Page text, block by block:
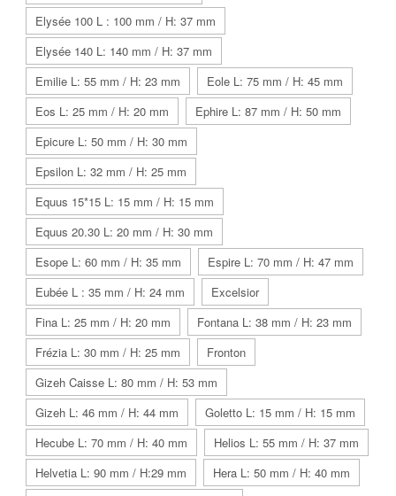
Elysée 100 L : 100 mm / H: 37 mm
Elysée 140 L: 140 mm / H: 37 mm
Emilie L: 55 mm / H: 23 mm
Eole L: 75 mm / H: 45 mm
Eos L: 25 mm / H: 20 mm
Ephire L: 87 mm / H: 50 mm
Epicure L: 50 mm / H: 30 mm
Epsilon L: 32 mm / H: 25 mm
Equus 15*15 L: 15 mm / H: 15 mm
Equus 20.30 L: 20 mm / H: 30 mm
Esope L: 60 mm / H: 35 mm
Espire L: 70 mm / H: 47 mm
Eubée L : 35 mm / H: 24 mm
Excelsior
Fina L: 25 mm / H: 20 mm
Fontana L: 38 mm / H: 23 mm
Frézia L: 30 mm / H: 25 mm
Fronton
Gizeh Caisse L: 80 mm / H: 53 mm
Gizeh L: 46 mm / H: 44 mm
Goletto L: 15 mm / H: 15 mm
Hecube L: 70 mm / H: 40 mm
Helios L: 55 mm / H: 37 mm
Helvetia L: 90 mm / H:29 mm
Hera L: 50 mm / H: 40 mm